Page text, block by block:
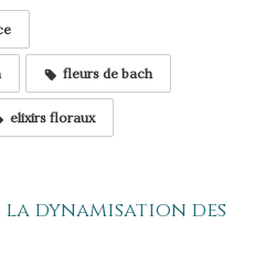
fleurs de bach
elixirs floraux
dynamisation des